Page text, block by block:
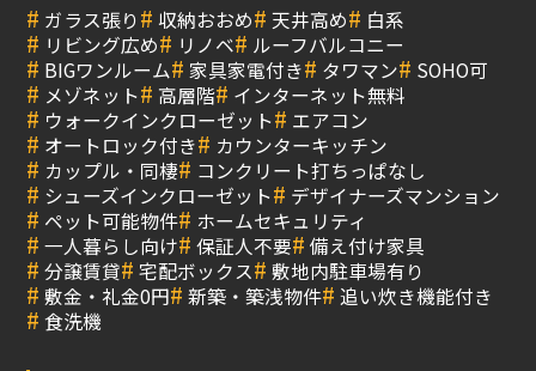
# ガラス張り# 収納おおめ# 天井高め# 白系
# リビング広め# リノベ# ルーフバルコニー
# BIGワンルーム# 家具家電付き# タワマン# SOHO可
# メゾネット# 高層階# インターネット無料
# ウォークインクローゼット# エアコン
# オートロック付き# カウンターキッチン
# カップル・同棲# コンクリート打ちっぱなし
# シューズインクローゼット# デザイナーズマンション
# ペット可能物件# ホームセキュリティ
# 一人暮らし向け# 保証人不要# 備え付け家具
# 分譲賃貸# 宅配ボックス# 敷地内駐車場有り
# 敷金・礼金0円# 新築・築浅物件# 追い炊き機能付き
# 食洗機